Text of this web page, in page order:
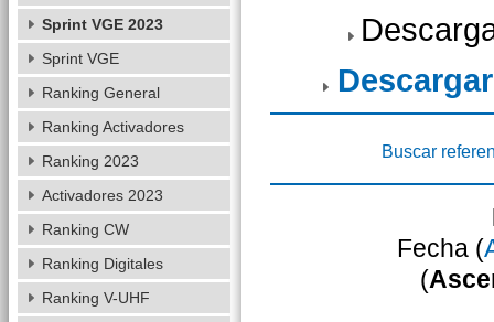
Buscar
Fecha (
(
Sprint VGE 2023
Sprint VGE
Ranking General
Ranking Activadores
Ranking 2023
Activadores 2023
Ranking CW
Ranking Digitales
Ranking V-UHF